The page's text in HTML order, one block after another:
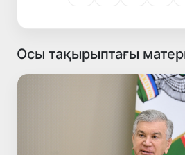
Осы тақырыптағы